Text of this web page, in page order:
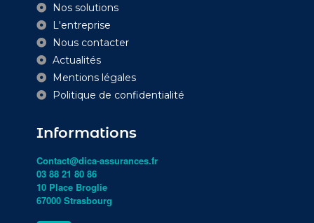
Nos solutions
L'entreprise
Nous contacter
Actualités
Mentions légales
Politique de confidentialité
Informations
Contact@dica-assurances.fr
03 88 21 80 86
10 Place Broglie
67000 Strasbourg